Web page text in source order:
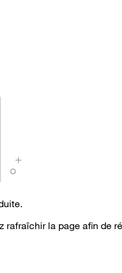
rafraîchir la page afin de